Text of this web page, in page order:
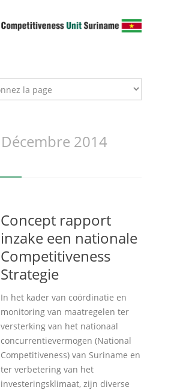
Décembre 2014
Concept rapport
inzake een nationale
Competitiveness
Strategie
In het kader van coördinatie en
monitoring van maatregelen ter
versterking van het nationaal
concurrentievermogen (National
Competitiveness) van Suriname en
ter verbetering van het
investeringsklimaat, zijn diverse